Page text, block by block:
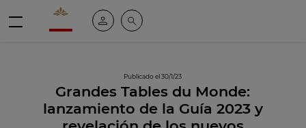
Valrhona - Imaginons le meilleur du chocolat
Mi cuentaBuscar
Publicado el 30/1/23
Grandes Tables du Monde:
lanzamiento de la Guía 2023 y